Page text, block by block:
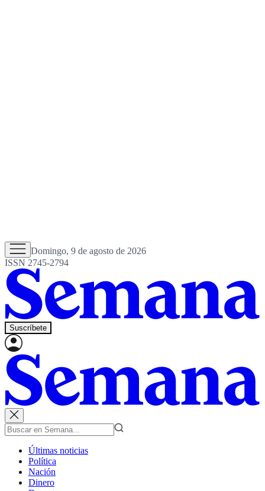
Domingo, 9 de agosto de 2026
ISSN 2745-2794
Suscríbete
Últimas noticias
Política
Nación
Dinero